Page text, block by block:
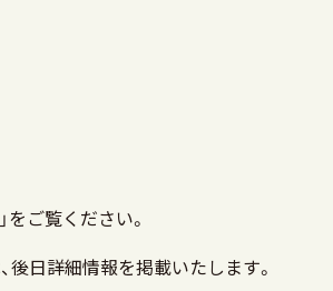
ご覧ください。
後日詳細情報を掲載いたします。